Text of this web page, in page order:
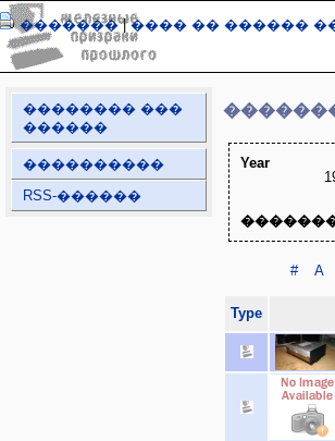
�������|���� �� ������
�������� ���
������
����������
RSS-������
Year
# A
Type